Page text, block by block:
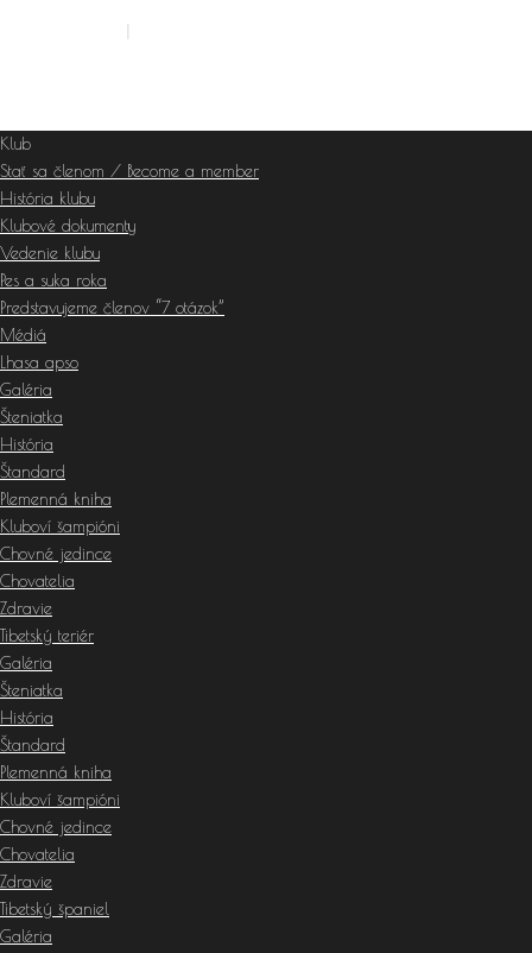
|
Klub
Stať sa členom / Become a member
História klubu
Klubové dokumenty
Vedenie klubu
Pes a suka roka
Predstavujeme členov “7 otázok”
Médiá
Lhasa apso
Galéria
Šteniatka
História
Štandard
Plemenná kniha
Kluboví šampióni
Chovné jedince
Chovatelia
Zdravie
Tibetský teriér
Galéria
Šteniatka
História
Štandard
Plemenná kniha
Kluboví šampióni
Chovné jedince
Chovatelia
Zdravie
Tibetský španiel
Galéria